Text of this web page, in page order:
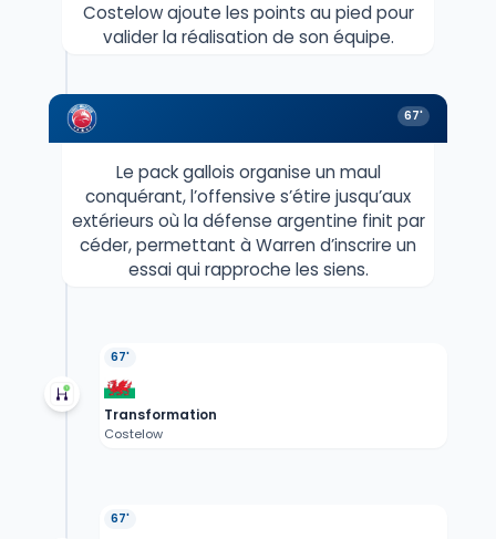
Costelow ajoute les points au pied pour
valider la réalisation de son équipe.
67'
Le pack gallois organise un maul
conquérant, l’offensive s’étire jusqu’aux
extérieurs où la défense argentine finit par
céder, permettant à Warren d’inscrire un
essai qui rapproche les siens.
67'
Transformation
Costelow
67'